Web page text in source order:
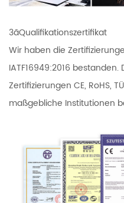
3ãQualifikationszertifikat
Wir haben die
IATF16949:2016
Zertifizierungen CE, RoHS,
maßgebliche Institutionen